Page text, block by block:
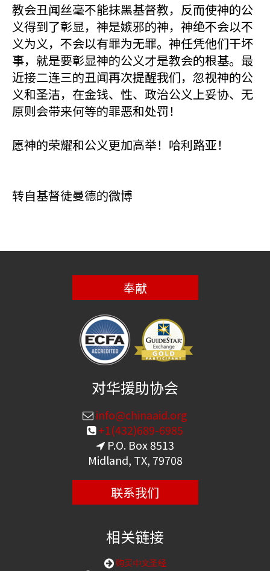
教会丑闻丝毫不能抹黑基督教，反而使神的公
义得到了彰显，神是嫉邪的神，神绝不会以不
义为义，不会以有罪为无罪。神任凭他们干坏
事，就是要彰显神的公义才是教会的根基。最
近接二连三的丑闻再次提醒我们，忽视神的公
义和圣洁，在金钱、性、政治公义上妥协、无
原则会带来何等的罪恶和处罚！
愿神的荣耀和公义更加高举！哈利路亚！
转自基督徒曼德的微博
奉献
对华援助协会
info@chinaaid.org
+1(432)689-6985
P.O. Box 8513
Midland, TX, 79708
联系我们
相关链接
购买中文圣经